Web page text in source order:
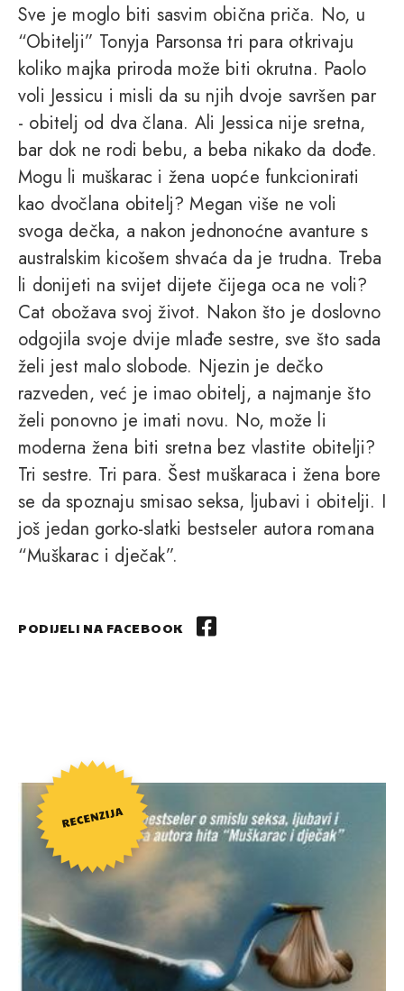
Sve je moglo biti sasvim obična priča. No, u
“Obitelji” Tonyja Parsonsa tri para otkrivaju
koliko majka priroda može biti okrutna. Paolo
voli Jessicu i misli da su njih dvoje savršen par
- obitelj od dva člana. Ali Jessica nije sretna,
bar dok ne rodi bebu, a beba nikako da dođe.
Mogu li muškarac i žena uopće funkcionirati
kao dvočlana obitelj? Megan više ne voli
svoga dečka, a nakon jednonoćne avanture s
australskim kicošem shvaća da je trudna. Treba
li donijeti na svijet dijete čijega oca ne voli?
Cat obožava svoj život. Nakon što je doslovno
odgojila svoje dvije mlađe sestre, sve što sada
želi jest malo slobode. Njezin je dečko
razveden, već je imao obitelj, a najmanje što
želi ponovno je imati novu. No, može li
moderna žena biti sretna bez vlastite obitelji?
Tri sestre. Tri para. Šest muškaraca i žena bore
se da spoznaju smisao seksa, ljubavi i obitelji. I
još jedan gorko-slatki bestseler autora romana
“Muškarac i dječak”.
PODIJELI NA FACEBOOK